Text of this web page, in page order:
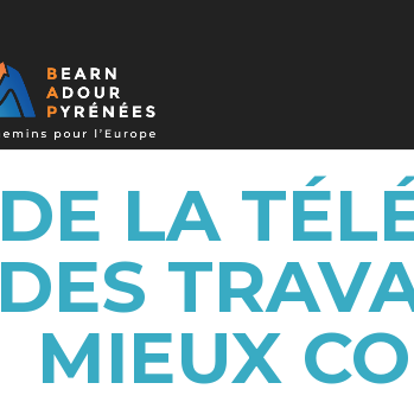
DE LA
DES
MIEUX